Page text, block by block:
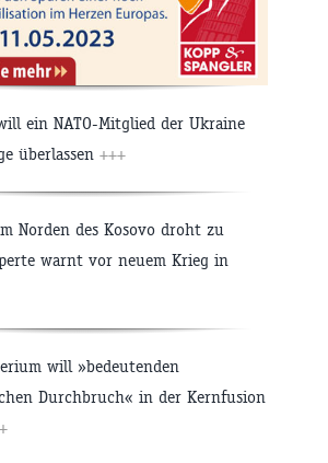
ein NATO-Mitglied der Ukraine
überlassen +++
Norden des Kosovo droht zu
warnt vor neuem Krieg in
will »bedeutenden
Durchbruch« in der Kernfusion